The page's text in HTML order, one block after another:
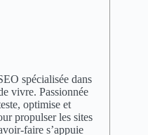
spécialisée dans
vivre. Passionnée
optimise et
propulser les sites
faire s’appuie